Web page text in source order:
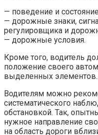
— поведение и
— дорожные знаки,
регулировщика и
— дорожные условия.
Кроме того, водитель
положение своего
выделенных элементов.
Водителям можно
систематического
обстановкой. Так,
нужное направление
на область дороги